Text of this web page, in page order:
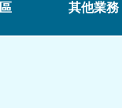
其他業務